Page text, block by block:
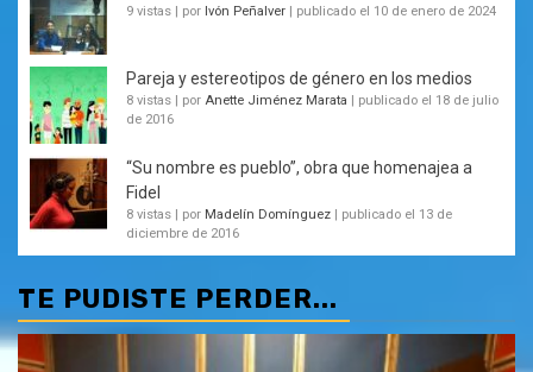
9 vistas | por Ivón Peñalver | publicado el 10 de enero de 2024
Pareja y estereotipos de género en los medios
8 vistas | por Anette Jiménez Marata | publicado el 18 de julio
de 2016
“Su nombre es pueblo”, obra que homenajea a
Fidel
8 vistas | por Madelín Domínguez | publicado el 13 de
diciembre de 2016
TE PUDISTE PERDER...